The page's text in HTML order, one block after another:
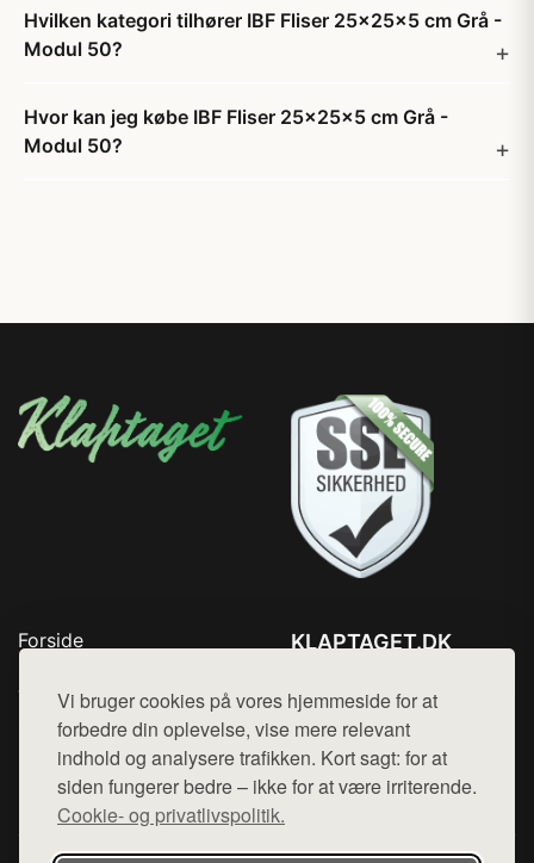
Vi bruger cookies på vores hjemmeside for at
forbedre din oplevelse, vise mere relevant
indhold og analysere trafikken. Kort sagt: for at
siden fungerer bedre – ikke for at være irriterende.
Cookie- og privatlivspolitik.
Hvilken kategori tilhører IBF Fliser 25x25x5 cm Grå -
Modul 50?
Hvor kan jeg købe IBF Fliser 25x25x5 cm Grå -
Modul 50?
Forside
Top Rabatter
Blog
Kontakt
KLAPTAGET.DK
Mail: hej@want.dk
Cookie- og privatlivspolitik